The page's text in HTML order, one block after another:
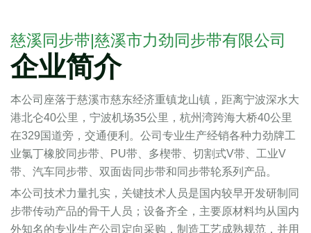
慈溪同步带|慈溪市力劲同步带有限公司
企业简介
本公司座落于慈溪市慈东经济重镇龙山镇，距离宁波深水大
港北仑40公里，宁波机场35公里，杭州湾跨海大桥40公里
在329国道旁，交通便利。公司专业生产经销各种力劲牌工
业氯丁橡胶同步带、PU带、多楔带、切割式V带、工业V
带、汽车同步带、双面齿同步带和同步带轮系列产品。
本公司技术力量扎实，关键技术人员是国内较早开发研制同
步带传动产品的骨干人员；设备齐全，主要原材料均从国内
外知名的专业生产公司定向采购，制造工艺成熟规范，并用